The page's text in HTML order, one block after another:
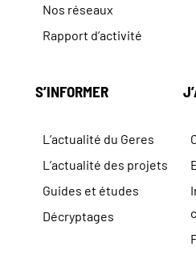
Nos réseaux
Rapport d’activité
S’INFORMER
L’actualité du Geres
L’actualité des projets
Guides et études
Décryptages